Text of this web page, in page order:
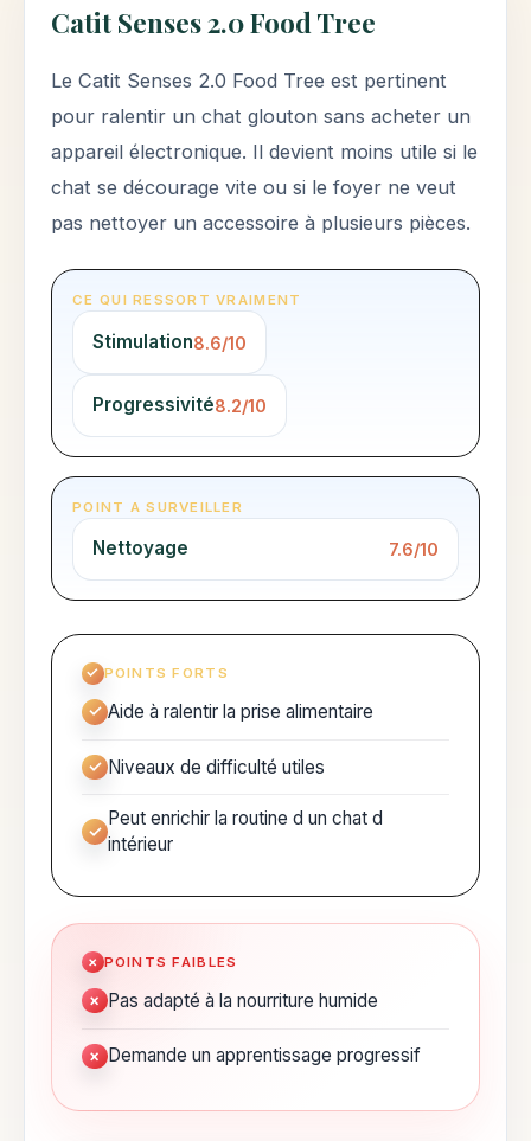
Catit Senses 2.0 Food Tree
Le Catit Senses 2.0 Food Tree est pertinent
pour ralentir un chat glouton sans acheter un
appareil électronique. Il devient moins utile si le
chat se décourage vite ou si le foyer ne veut
pas nettoyer un accessoire à plusieurs pièces.
CE QUI RESSORT VRAIMENT
Stimulation8.6/10
Progressivité8.2/10
POINT A SURVEILLER
Nettoyage 7.6/10
POINTS FORTS
Aide à ralentir la prise alimentaire
Niveaux de difficulté utiles
Peut enrichir la routine d un chat d
intérieur
POINTS FAIBLES
Pas adapté à la nourriture humide
Demande un apprentissage progressif